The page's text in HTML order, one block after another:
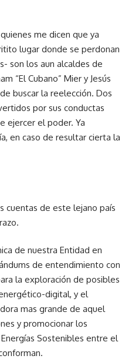
me dicen que ya
lugar donde se perdonan
son los aun alcaldes de
“El Cubano” Mier y Jesús
buscar la reelección. Dos
por sus conductas
ejercer el poder. Ya
en caso de resultar cierta la
cuentas de este lejano país
de nuestra Entidad en
de entendimiento con
la exploración de posibles
digital, y el
mas grande de aquel
y promocionar los
Sostenibles entre el